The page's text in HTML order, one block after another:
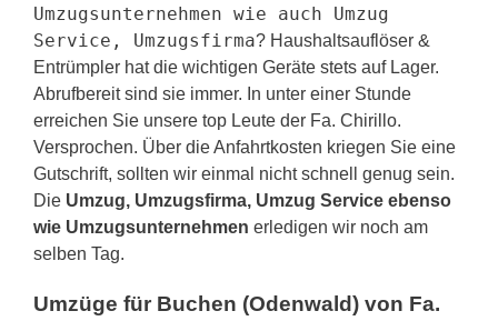
Umzugsunternehmen wie auch Umzug
Service, Umzugsfirma? Haushaltsauflöser &
Entrümpler hat die wichtigen Geräte stets auf Lager.
Abrufbereit sind sie immer. In unter einer Stunde
erreichen Sie unsere top Leute der Fa. Chirillo.
Versprochen. Über die Anfahrtkosten kriegen Sie eine
Gutschrift, sollten wir einmal nicht schnell genug sein.
Die Umzug, Umzugsfirma, Umzug Service ebenso
wie Umzugsunternehmen erledigen wir noch am
selben Tag.
Umzüge für Buchen (Odenwald) von Fa.